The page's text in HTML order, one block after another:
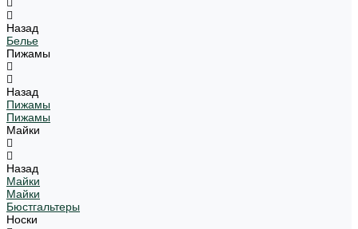
Назад
Белье
Пижамы
Назад
Пижамы
Пижамы
Майки
Назад
Майки
Майки
Бюстгальтеры
Носки